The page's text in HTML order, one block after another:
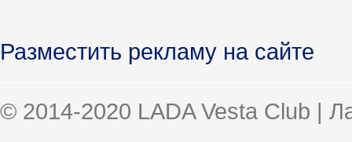
Разместить рекламу на сайте
© 2014-2020 LADA Vesta Club |